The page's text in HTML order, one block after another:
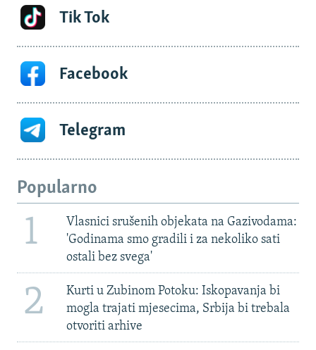
Tik Tok
Facebook
Telegram
Popularno
1
Vlasnici srušenih objekata na Gazivodama:
'Godinama smo gradili i za nekoliko sati
ostali bez svega'
2
Kurti u Zubinom Potoku: Iskopavanja bi
mogla trajati mjesecima, Srbija bi trebala
otvoriti arhive